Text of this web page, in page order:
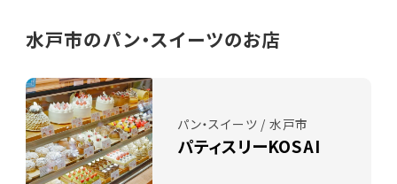
水戸市のパン・スイーツのお店
パン・スイーツ / 水戸市
パティスリーKOSAI